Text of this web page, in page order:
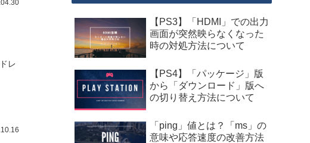
レ
【PS3】「HDMI」での出力
画面が突然映らなくなった
時の対処方法について
【PS4】「パッケージ」版
から「ダウンロード」版へ
の切り替え方法について
「ping」値とは？「ms」の
意味や応答速度の改善方法